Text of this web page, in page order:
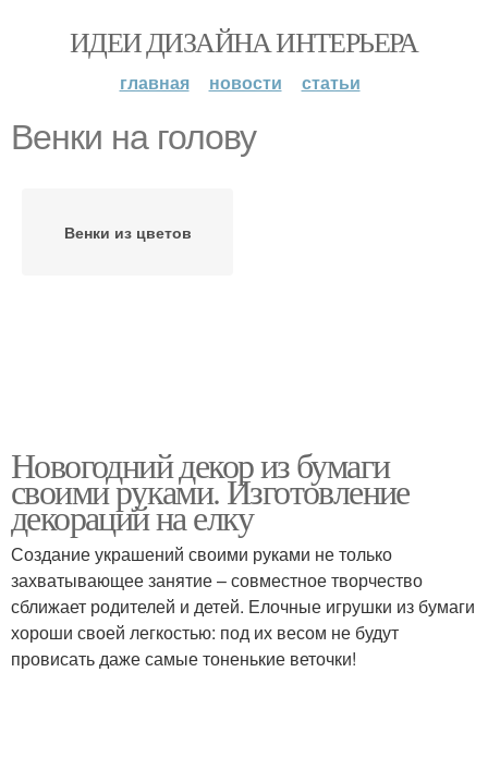
ИДЕИ ДИЗАЙНА ИНТЕРЬЕРА
главная новости статьи
Венки на голову
Венки из цветов
Новогодний декор из бумаги
своими руками. Изготовление
декораций на елку
Создание украшений своими руками не только
захватывающее занятие – совместное творчество
сближает родителей и детей. Елочные игрушки из бумаги
хороши своей легкостью: под их весом не будут
провисать даже самые тоненькие веточки!